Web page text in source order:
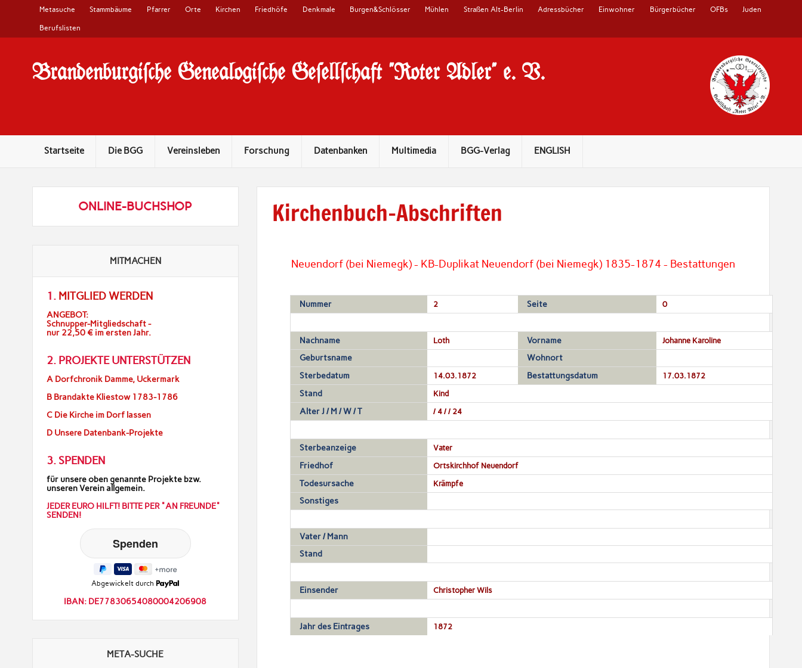
Metasuche Stammbäume Pfarrer Orte Kirchen Friedhöfe Denkmale Burgen&Schlösser Mühlen Straßen Alt-Berlin Adressbücher Einwohner Bürgerbücher OFBs Juden
Berufslisten
Brandenburgi#che Genealogi#che Ge#ell#chaft "Roter Adler" e. V.
Startseite Die BGG Vereinsleben Forschung Datenbanken Multimedia BGG-Verlag ENGLISH
Kirchenbuch-Abschriften
Neuendorf (bei Niemegk) - KB-Duplikat Neuendorf (bei Niemegk) 1835-1874 - Bestattungen
Nummer 2 Seite 0
Nachname Loth Vorname Johanne Karoline
Geburtsname
Wohnort
Sterbedatum
14.03.1872 Bestattungsdatum 17.03.1872
Stand Kind
Alter J / M / W / T / 4 / / 24
Sterbeanzeige Vater
Friedhof Ortskirchhof Neuendorf
Todesursache Krämpfe
Sonstiges
Vater / Mann
Stand
Einsender Christopher Wils
Jahr des Eintrages 1872
ONLINE-BUCHSHOP
MITMACHEN
1. MITGLIED WERDEN
ANGEBOT:
Schnupper-Mitgliedschaft -
nur 22,50 € im ersten Jahr.
2. PROJEKTE UNTERSTÜTZEN
A Dorfchronik Damme, Uckermark
B Brandakte Kliestow 1783-1786
C Die Kirche im Dorf lassen
D Unsere Datenbank-Projekte
3. SPENDEN
für unsere oben genannte Projekte bzw.
unseren Verein allgemein.
JEDER EURO HILFT! BITTE PER "AN FREUNDE"
SENDEN!
Abgewickelt durch
IBAN: DE77830654080004206908
META-SUCHE